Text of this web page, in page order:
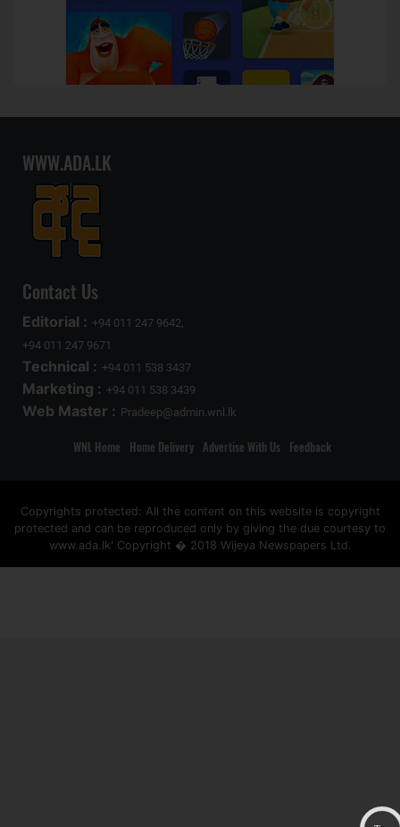
WWW.ADA.LK
Contact Us
Editorial : +94 011 247 9642,
+94 011 247 9671
Technical : +94 011 538 3437
Marketing : +94 011 538 3439
Web Master : Pradeep@admin.wnl.lk
WNL Home Home Delivery Advertise With Us Feedback
Copyrights protected: All the content on this website is copyright
protected and can be reproduced only by giving the due courtesy to
www.ada.lk' Copyright � 2018 Wijeya Newspapers Ltd.